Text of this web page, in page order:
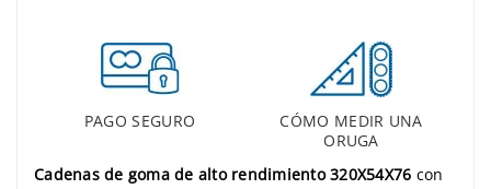
PAGO SEGURO
CÓMO MEDIR UNA
ORUGA
Cadenas de goma de alto rendimiento 320X54X76 con